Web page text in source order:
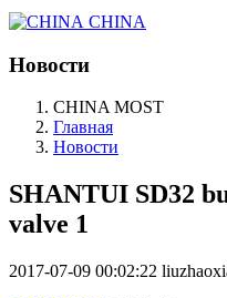
CHINA
Новости
CHINA MOST
Главная
Новости
SHANTUI SD32
valve 1
2017-07-09 00:02:22